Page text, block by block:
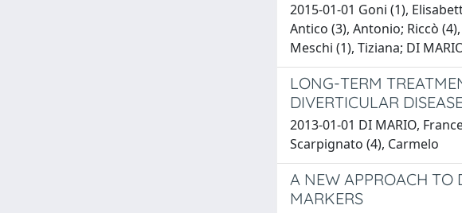
2015-01-01 Goni (1),
Antico (3), Antonio; Riccò
Meschi (1), Tiziana; DI
LONG-TERM
DIVERTICULAR
2013-01-01 DI MARIO,
Scarpignato (4), Carmelo
A NEW APPROACH TO
MARKERS